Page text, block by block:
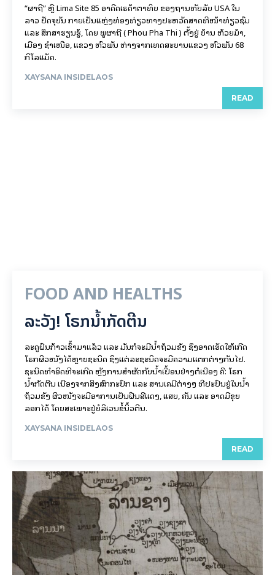
“ຜາຖີ່” ຫຼື Lima Site 85 ອາດີດເຣດ້າຕາທິບ ຂອງຖານທັບລັບ USA ໃນ
ລາວ ປັດຈຸບັນ ກາຍເປັນແຫຼ່ງທ່ອງທ່ຽວທາງປະຫວັດສາດທີ່ໜ້າທ່ຽວຊົມ
ແລະ ສຶກສາຮຽນຮູ້, ໂດຍ ພູຜາຖີ່ ( Phou Pha Thi ) ຕັ້ງຢູ່ ບ້ານ ຫ້ວຍມ້າ,
ເມືອງ ຊໍາເໜືອ, ແຂວງ ຫົວພັນ ຫ່າງຈາກເທດສະບານແຂວງ ຫົວພັນ 68
ກິ​ໂລ​ແມັດ.
XAYSANA INSIDELAOS
READ
FOOD AND HEALTHS
ລະວັງ! ໂຣກນ້ຳກັດຕີນ
ລະດູຝົນກ້າວເຂົ້າມາແລ້ວ ແລະ ມັນກໍຈະມີນ້ຳຖ້ວມຂັງ ຊຶ່ງອາດເຮັດໃຫ້ເກີດ
ໂຣກຜິວໜັງໄດ້ຫຼາຍຊະນິດ ຊຶ່ງແຕ່ລະຊະນິດຈະມີຄວາມແຕກຕ່າງກັນໄປ.
ຊະນິດທຳອິດທີ່ຈະເກີດ ຫຼັງການສຳຜັດກັບນ້ຳເປື້ອນຢ່າງຕໍ່ເນື່ອງ ຄື: ໂຣກ
ນ້ຳກັດຕີນ ເນື່ອງຈາກສິ່ງສົກກະປົກ ແລະ ສານເຄມີຕ່າງໆ ທີ່ປະປົນຢູ່ໃນນ້ຳ
ຖ້ວມຂັງ ຜິວໜັງຈະມີອາການເປັນຝື່ນສີແດງ, ແສບ, ຄັນ ແລະ ອາດມີຂຸຍ
ລອກໄດ້ ໂດຍສະເພາະຢູ່ບໍລິເວນຂໍ້ນິ້ວຕີນ.
XAYSANA INSIDELAOS
READ